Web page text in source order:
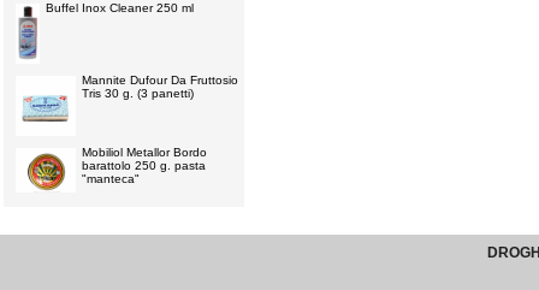
Buffel Inox Cleaner 250 ml
Mannite Dufour Da Fruttosio
Tris 30 g. (3 panetti)
Mobiliol Metallor Bordo
barattolo 250 g. pasta
"manteca"